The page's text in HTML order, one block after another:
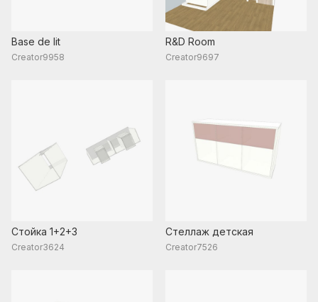
Base de lit
Creator9958
R&D Room
Creator9697
Стойка 1+2+3
Creator3624
Стеллаж детская
Creator7526